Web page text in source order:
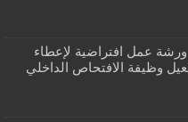
ورشة عمل افتراضية لإعطاء
وظيفة الافتحاص الداخلي